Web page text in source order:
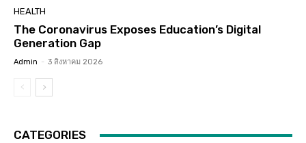
HEALTH
The Coronavirus Exposes Education’s Digital
Generation Gap
Admin - 3 สิงหาคม 2026
CATEGORIES